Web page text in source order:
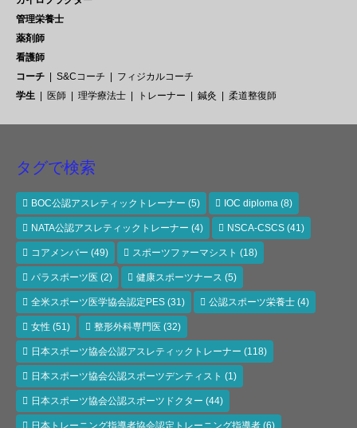
管理栄養士
薬剤師
看護師
コーチ
S&Cコーチ
フィジカルコーチ
学生
医師 理学療法士 トレーナー 鍼灸 柔道整復師
タグで検索
BOC公認アスレティックトレーナー (5) IOC diploma (8)
NATA公認アスレティックトレーナー (4) NSCA-CSCS (41)
コアメンバー (49) スポーツファーマシスト (18)
パラスポーツ医 (2) 健康スポーツナース (5)
全米スポーツ医学協会認定PES (31) 公認スポーツ栄養士 (4)
女性 (51) 整形外科専門医 (32)
日本スポーツ協会公認アスレティックトレーナー (118)
日本スポーツ協会公認スポーツデンティスト (1)
日本スポーツ協会公認スポーツドクター (44)